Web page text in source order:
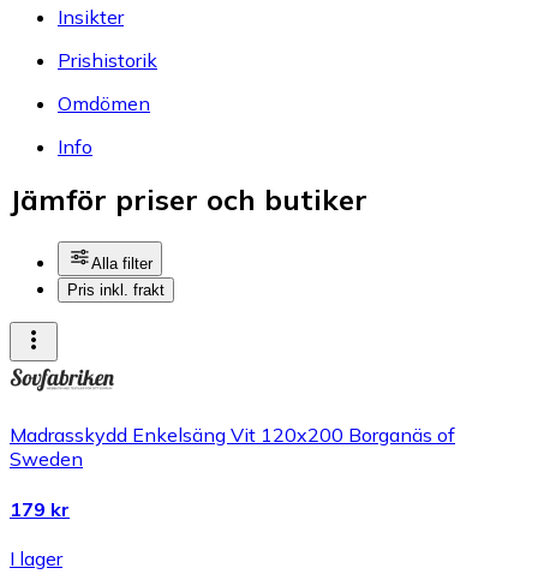
Insikter
Prishistorik
Omdömen
Info
Jämför priser och butiker
Alla filter
Pris inkl. frakt
Madrasskydd Enkelsäng Vit 120x200 Borganäs of
Sweden
179 kr
I lager